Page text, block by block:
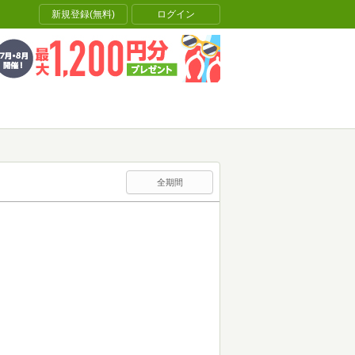
新規登録(無料) ログイン
全期間